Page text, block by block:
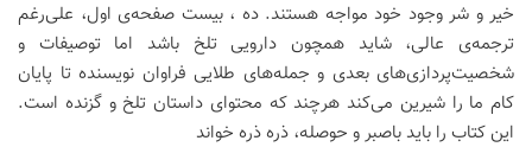
خیر و شر وجود خود مواجه هستند. ده ، بیست صفحه‌ی اول، علی‌رغم
ترجمه‌ی عالی، شاید همچون دارویی تلخ باشد اما توصیفات و
شخصیت‌پردازی‌های بعدی و جمله‌های طلایی فراوان نویسنده تا پایان
کام ما را شیرین می‌کند هرچند که محتوای داستان تلخ و گزنده است.
این کتاب را باید باصبر و حوصله، ذره ذره خواند